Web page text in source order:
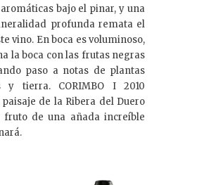
bajo el pinar, y una
profunda remata el
vino. En boca es voluminoso,
la boca con las frutas negras
paso a notas de plantas
y tierra. CORIMBO I 2010
de la Ribera del Duero
fruto de una añada increíble